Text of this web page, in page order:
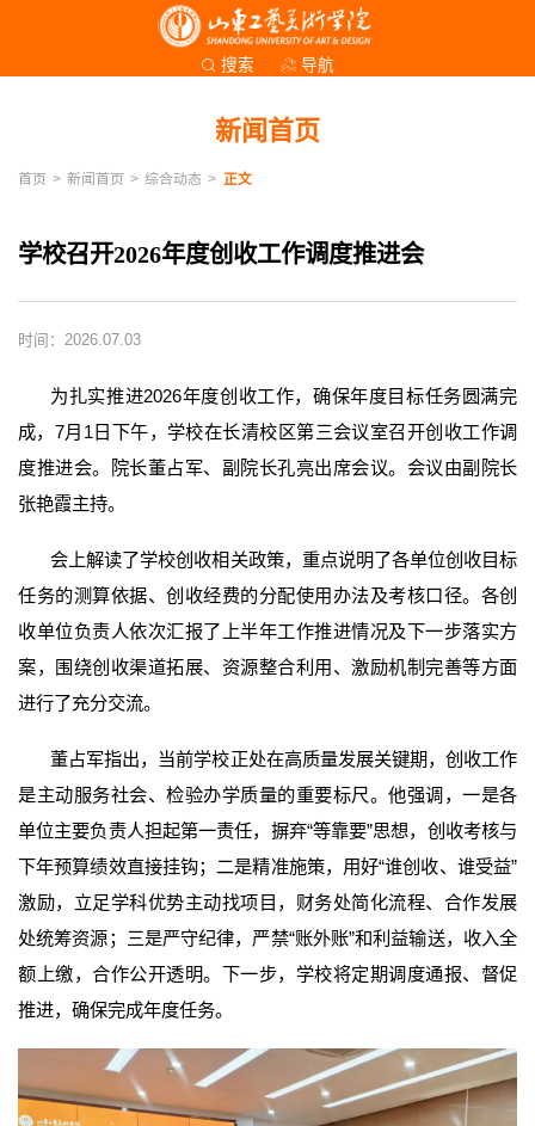
搜索 导航
新闻首页
首页 > 新闻首页 > 综合动态 > 正文
学校召开2026年度创收工作调度推进会
时间：2026.07.03
为扎实推进2026年度创收工作，确保年度目标任务圆满完
成，7月1日下午，学校在长清校区第三会议室召开创收工作调
度推进会。院长董占军、副院长孔亮出席会议。会议由副院长
张艳霞主持。
会上解读了学校创收相关政策，重点说明了各单位创收目标
任务的测算依据、创收经费的分配使用办法及考核口径。各创
收单位负责人依次汇报了上半年工作推进情况及下一步落实方
案，围绕创收渠道拓展、资源整合利用、激励机制完善等方面
进行了充分交流。
董占军指出，当前学校正处在高质量发展关键期，创收工作
是主动服务社会、检验办学质量的重要标尺。他强调，一是各
单位主要负责人担起第一责任，摒弃“等靠要”思想，创收考核与
下年预算绩效直接挂钩；二是精准施策，用好“谁创收、谁受益”
激励，立足学科优势主动找项目，财务处简化流程、合作发展
处统筹资源；三是严守纪律，严禁“账外账”和利益输送，收入全
额上缴，合作公开透明。下一步，学校将定期调度通报、督促
推进，确保完成年度任务。